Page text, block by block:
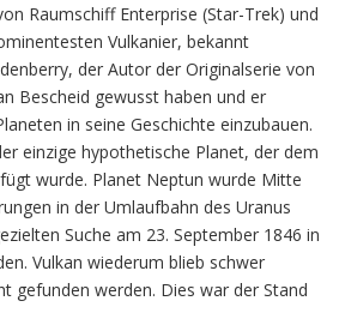
Raumschiff Enterprise (Star-Trek) und
Vulkanier, bekannt
der Autor der Originalserie von
Bescheid gewusst haben und er
in seine Geschichte einzubauen.
einzige hypothetische Planet, der dem
wurde. Planet Neptun wurde Mitte
in der Umlaufbahn des Uranus
Suche am 23. September 1846 in
Vulkan wiederum blieb schwer
gefunden werden. Dies war der Stand